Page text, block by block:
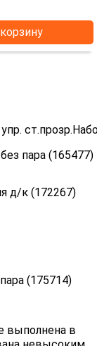
без пара
(168003)
для д/к
пара (175714)
выполнена в